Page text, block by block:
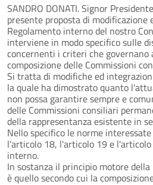
SANDRO DONATI. Signor
presente proposta di modificazione
Regolamento interno del nostro
interviene in modo specifico sulle
concernenti i criteri che
composizione delle Commissioni
Si tratta di modifiche ed
la quale ha dimostrato quanto
non possa garantire sempre e
delle Commissioni consiliari
della rappresentanza esistente in
Nello specifico le norme
l'articolo 18, l'articolo 19 e
interno.
In sostanza il principio motore
è quello secondo cui la